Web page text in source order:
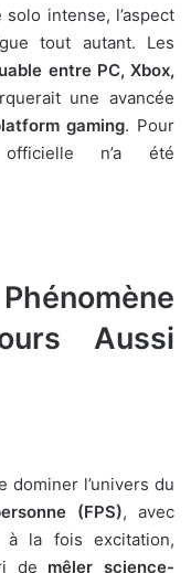
intense, l’aspect
tout autant. Les
entre PC, Xbox,
une avancée
gaming. Pour
officielle n’a été
Aussi
dominer l’univers du
(FPS), avec
à la fois excitation,
de mêler science-